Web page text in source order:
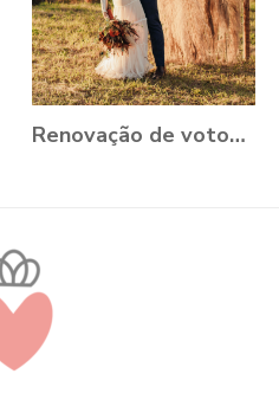
Renovação de votos: Aline e Danilo, Ouro Preto - MG